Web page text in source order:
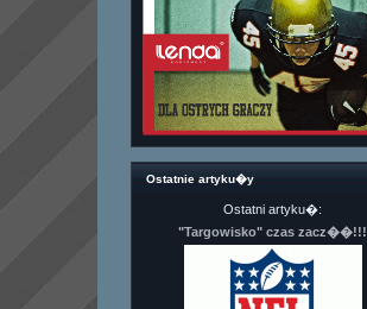
Ostatnie artyku�y
Ostatni artyku�:
"Targowisko" czas zacz��!!!